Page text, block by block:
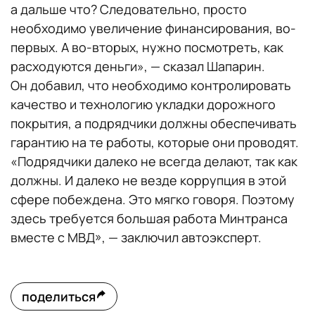
а дальше что? Следовательно, просто
необходимо увеличение финансирования, во-
первых. А во-вторых, нужно посмотреть, как
расходуются деньги», — сказал Шапарин.
Он добавил, что необходимо контролировать
качество и технологию укладки дорожного
покрытия, а подрядчики должны обеспечивать
гарантию на те работы, которые они проводят.
«Подрядчики далеко не всегда делают, так как
должны. И далеко не везде коррупция в этой
сфере побеждена. Это мягко говоря. Поэтому
здесь требуется большая работа Минтранса
вместе с МВД», — заключил автоэксперт.
поделиться